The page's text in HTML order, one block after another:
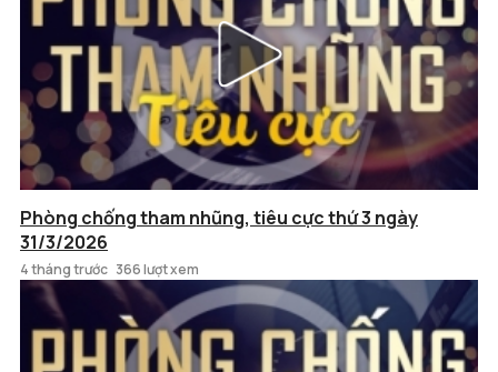
Phòng chống tham nhũng, tiêu cực thứ 3 ngày
31/3/2026
4 tháng trước 366 lượt xem